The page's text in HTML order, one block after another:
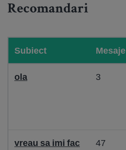
Recomandari
Subiect Mesaje
ola 3
vreau sa imi fac
47